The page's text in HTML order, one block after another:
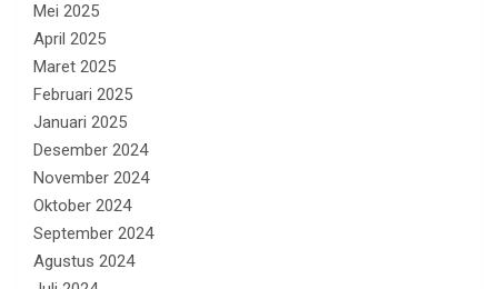
Mei 2025
April 2025
Maret 2025
Februari 2025
Januari 2025
Desember 2024
November 2024
Oktober 2024
September 2024
Agustus 2024